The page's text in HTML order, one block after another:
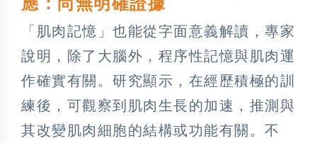
「肌肉記憶」也能從字面意義解讀，專家
說明，除了大腦外，程序性記憶與肌肉運
作確實有關。研究顯示，在經歷積極的訓
練後，可觀察到肌肉生長的加速，推測與
其改變肌肉細胞的結構或功能有關。不